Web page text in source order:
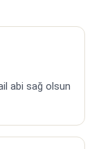
abi sağ olsun